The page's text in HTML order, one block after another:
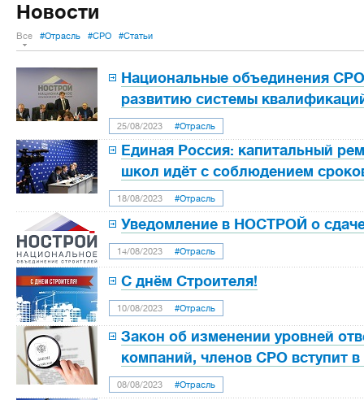
Новости
Все #Отрасль #СРО #Статьи
Национальные объединения
развитию системы
25/08/2023 #Отрасль
Единая Россия: капитальный
школ идёт с соблюдением
18/08/2023 #Отрасль
Уведомление в НОСТРОЙ о
14/08/2023 #Отрасль
С днём Строителя!
10/08/2023 #Отрасль
Закон об изменении уровней
компаний, членов СРО вступит в
08/08/2023 #Отрасль